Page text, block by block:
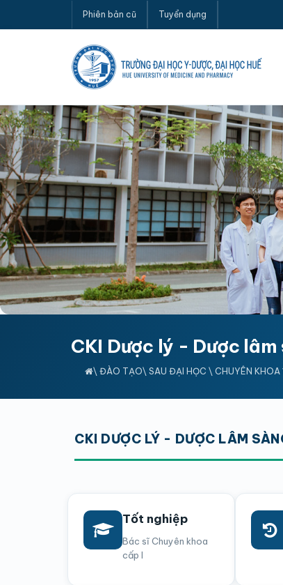
Phiên bản cũ Tuyển dụng
CKI Dược lý - Dược lâm
\ ĐÀO TẠO\ SAU ĐẠI HỌC \ CHUYÊN KHOA
CKI DƯỢC LÝ - DƯỢC LÂM
Tốt nghiệp
Bác sĩ Chuyên khoa
cấp I